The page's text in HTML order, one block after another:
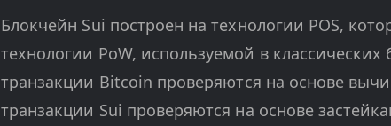
Блокчейн Sui построен на технологии POS,
технологии PoW, используемой в
транзакции Bitcoin проверяются на основе
транзакции Sui проверяются на основе